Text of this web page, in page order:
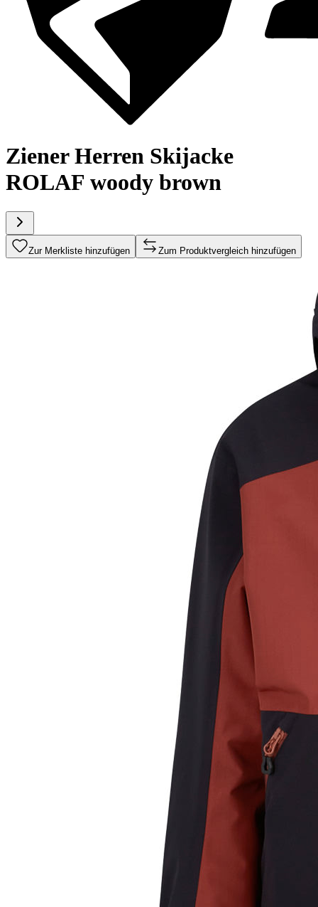
Ziener Herren Skijacke
ROLAF woody brown
Zur Merkliste hinzufügen Zum Produktvergleich hinzufügen